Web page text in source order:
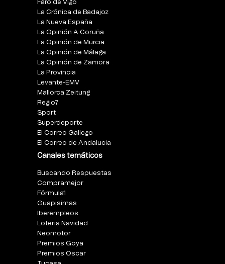
Faro de Vigo
La Crónica de Badajoz
La Nueva España
La Opinión A Coruña
La Opinión de Murcia
La Opinión de Málaga
La Opinión de Zamora
La Provincia
Levante-EMV
Mallorca Zeitung
Regio7
Sport
Superdeporte
El Correo Gallego
El Correo de Andalucia
Canales temáticos
Buscando Respuestas
Compramejor
Fórmula1
Guapisimas
Iberempleos
Loteria Navidad
Neomotor
Premios Goya
Premios Oscar